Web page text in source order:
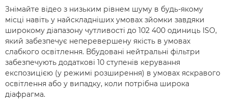
Знімайте відео з низьким рівнем шуму в будь-якому
місці навіть у найскладніших умовах зйомки завдяки
широкому діапазону чутливості до 102 400 одиниць ISO,
який забезпечує неперевершену якість в умовах
слабкого освітлення. Вбудовані нейтральні фільтри
забезпечують додаткові 10 ступенів керування
експозицією (у режимі розширення) в умовах яскравого
освітлення або у випадку, коли потрібна широка
діафрагма.